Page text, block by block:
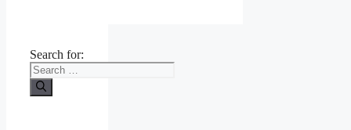
Search for: